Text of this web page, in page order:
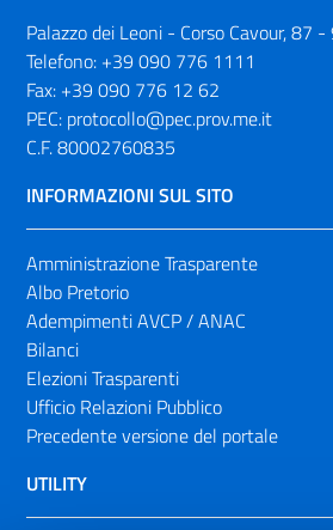
Palazzo dei Leoni - Corso Cavour, 87
Telefono: +39 090 776 1111
Fax: +39 090 776 12 62
PEC: protocollo@pec.prov.me.it
C.F. 80002760835
INFORMAZIONI SUL SITO
Amministrazione Trasparente
Albo Pretorio
Adempimenti AVCP / ANAC
Bilanci
Elezioni Trasparenti
Ufficio Relazioni Pubblico
Precedente versione del portale
UTILITY